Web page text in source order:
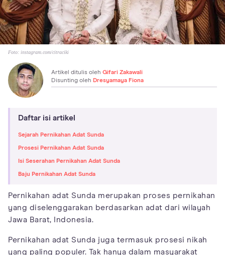
Foto: instagram.com/citraciki
Artikel ditulis oleh Gifari Zakawali
Disunting oleh Dresyamaya Fiona
Daftar isi artikel
Sejarah Pernikahan Adat Sunda
Prosesi Pernikahan Adat Sunda
Isi Seserahan Pernikahan Adat Sunda
Baju Pernikahan Adat Sunda
Pernikahan adat Sunda merupakan proses pernikahan
yang diselenggarakan berdasarkan adat dari wilayah
Jawa Barat, Indonesia.
Pernikahan adat Sunda juga termasuk prosesi nikah
yang paling populer. Tak hanya dalam masyarakat